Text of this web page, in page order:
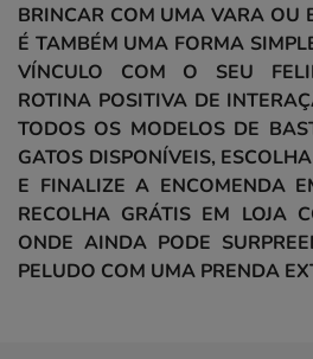
BRINCAR COM UMA VARA OU
É TAMBÉM UMA FORMA
VÍNCULO COM O SEU
ROTINA POSITIVA DE
TODOS OS MODELOS DE
GATOS DISPONÍVEIS,
E FINALIZE A ENCOMENDA
RECOLHA GRÁTIS EM LOJA
ONDE AINDA PODE
PELUDO COM UMA PRENDA